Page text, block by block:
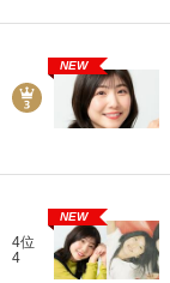
NEW
4位
4
NEW